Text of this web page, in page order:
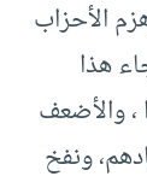
الأحزاب
هذا
، والأضعف
ونفخ